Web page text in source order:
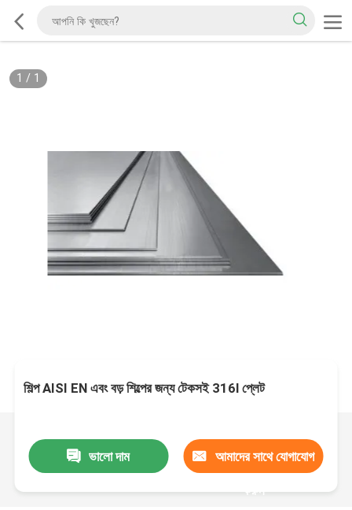
1 / 1
শিল্প AISI EN এবং বড় শিল্পের জন্য টেকসই 316l প্লেট
ভালো দাম আমাদের সাথে যোগাযোগ
করুন